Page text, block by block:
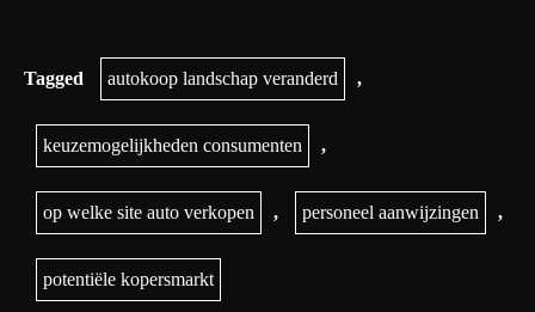
Tagged autokoop landschap veranderd ,
keuzemogelijkheden consumenten ,
op welke site auto verkopen , personeel aanwijzingen ,
potentiële kopersmarkt